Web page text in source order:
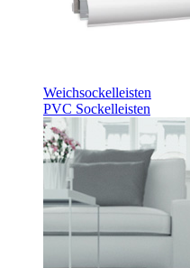
Weichsockelleisten
PVC Sockelleisten